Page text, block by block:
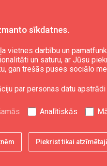
sīkdatnes.
vietnes darbību un
un saturu, ar Jūsu
gan trešās puses sociālo
par personas datu apstrādi
Analītiskās
Piekrist tikai